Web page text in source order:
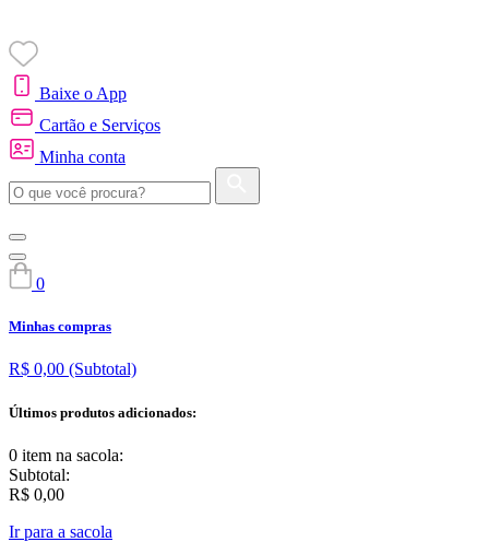
Baixe o App
Cartão e Serviços
Minha conta
0
Minhas compras
R$ 0,00 (Subtotal)
Últimos produtos adicionados:
0 item na sacola:
Subtotal:
R$ 0,00
Ir para a sacola